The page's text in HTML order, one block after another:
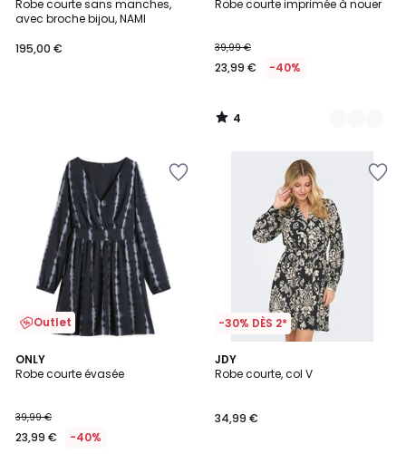
Robe courte sans manches,
avec broche bijou, NAMI
195,00 €
Robe courte imprimée à nouer
39,99 €
23,99 € -40%
/
Couleurs
4
/
Outlet
ONLY
Robe courte évasée
39,99 €
23,99 € -40%
-30% DÈS 2*
JDY
Robe courte, col V
34,99 €